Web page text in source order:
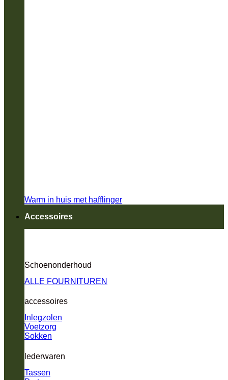
Warm in huis met hafflinger
Accessoires
Schoenonderhoud
ALLE FOURNITUREN
accessoires
Inlegzolen
Voetzorg
Sokken
lederwaren
Tassen